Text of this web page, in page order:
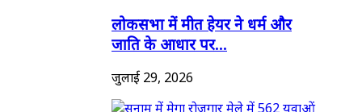
लोकसभा में मीत हेयर ने धर्म और
जाति के आधार पर...
जुलाई 29, 2026